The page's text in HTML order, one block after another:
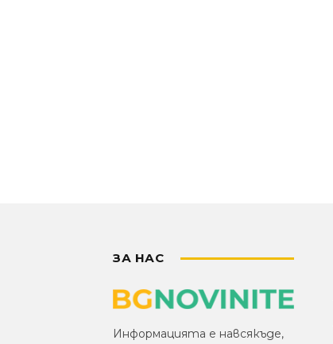
ЗА НАС
Информацията е навсякъде,